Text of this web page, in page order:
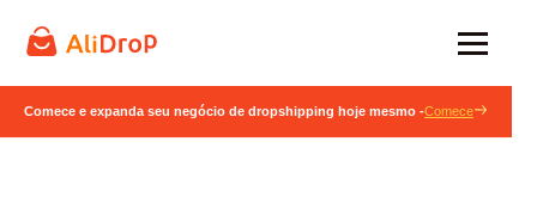
Comece e expanda seu negócio de dropshipping hoje mesmo -Comece